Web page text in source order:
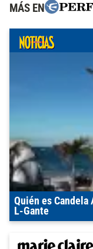
MÁS EN
Quién es Candela
L-Gante